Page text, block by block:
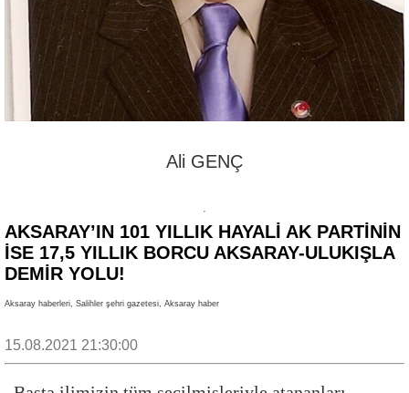
Ali GENÇ
AKSARAY’IN 101 YILLIK HAYALİ AK PARTİNİN
İSE 17,5 YILLIK BORCU AKSARAY-ULUKIŞLA
DEMİR YOLU!
Aksaray haberleri, Salihler şehri gazetesi, Aksaray haber
15.08.2021 21:30:00